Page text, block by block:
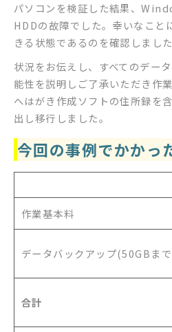
パソコンを検証した結果、
HDDの故障でした。幸いなこと
きる状態であるのを確認しました
状況をお伝えし、すべてのデー
能性を説明しご了承いただき作
へはがき作成ソフトの住所録を
出し移行しました。
今回の事例でかかっ
作業基本料
データバックアップ(50GBま
合計